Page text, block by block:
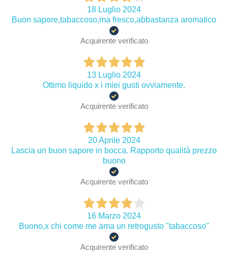
18 Luglio 2024
Buon sapore,tabaccoso,ma fresco,abbastanza aromatico
Acquirente verificato
13 Luglio 2024
Ottimo liquido x i miei gusti ovviamente.
Acquirente verificato
20 Aprile 2024
Lascia un buon sapore in bocca. Rapporto qualità prezzo
buono
Acquirente verificato
16 Marzo 2024
Buono,x chi come me ama un retrogusto "tabaccoso"
Acquirente verificato